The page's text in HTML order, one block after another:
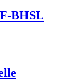
BHSL